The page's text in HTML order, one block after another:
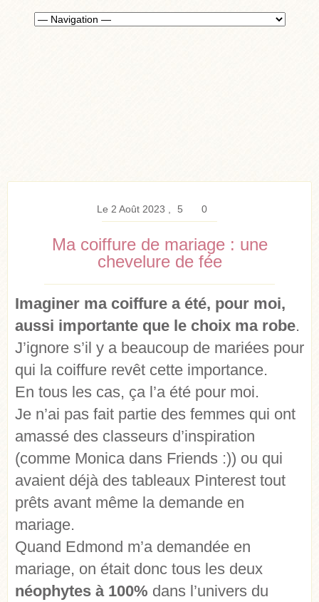
Le 2 Août 2023 5 0
Ma coiffure de mariage : une
chevelure de fée
Imaginer ma coiffure a été, pour moi,
aussi importante que le choix ma robe.
J’ignore s’il y a beaucoup de mariées pour
qui la coiffure revêt cette importance.
En tous les cas, ça l’a été pour moi.
Je n’ai pas fait partie des femmes qui ont
amassé des classeurs d’inspiration
(comme Monica dans Friends :)) ou qui
avaient déjà des tableaux Pinterest tout
prêts avant même la demande en
mariage.
Quand Edmond m’a demandée en
mariage, on était donc tous les deux
néophytes à 100% dans l’univers du